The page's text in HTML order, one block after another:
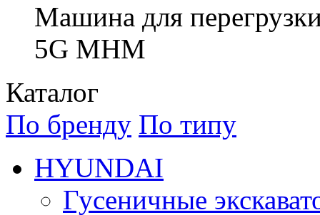
Машина для
5G MHM
Каталог
По бренду По типу
HYUNDAI
Гусеничные